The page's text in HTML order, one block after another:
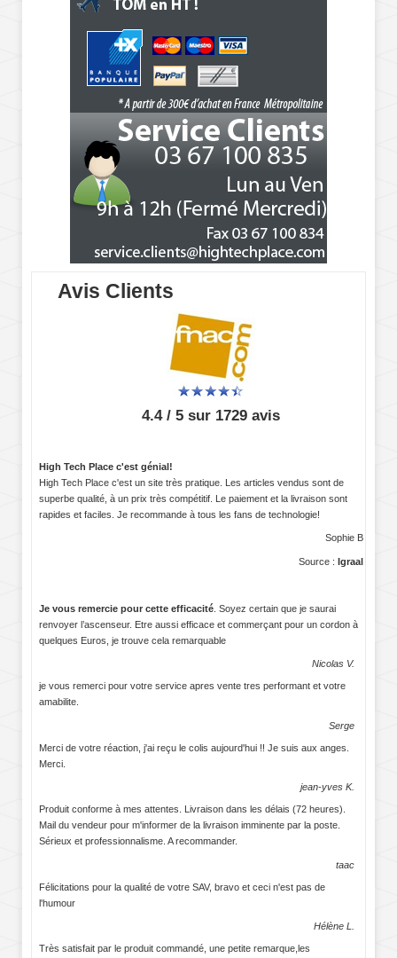
Avis Clients
4.4 / 5 sur 1729 avis
High Tech Place c'est génial!
High Tech Place c'est un site très pratique. Les articles vendus sont de
superbe qualité, à un prix très compétitif. Le paiement et la livraison sont
rapides et faciles. Je recommande à tous les fans de technologie!
Sophie B
Source : Igraal
Je vous remercie pour cette efficacité . Soyez certain que je saurai
renvoyer l’ascenseur. Etre aussi efficace et commerçant pour un cordon à
quelques Euros, je trouve cela remarquable
Nicolas V.
je vous remerci pour votre service apres vente tres performant et votre
amabilite.
Serge
Merci de votre réaction, j'ai reçu le colis aujourd'hui !! Je suis aux anges.
Merci.
jean-yves K.
Produit conforme à mes attentes. Livraison dans les délais (72 heures).
Mail du vendeur pour m'informer de la livraison imminente par la poste.
Sérieux et professionnalisme. A recommander.
taac
Félicitations pour la qualité de votre SAV, bravo et ceci n'est pas de
l'humour
Hélène L.
Très satisfait par le produit commandé, une petite remarque,les